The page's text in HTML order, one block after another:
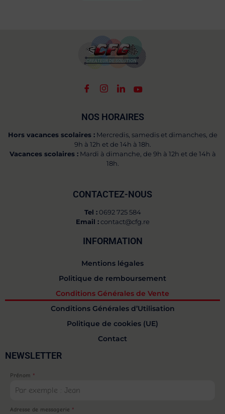
NOS HORAIRES
Hors vacances scolaires :Mercredis, samedis et dimanches, de
9h à 12h et de 14h à 18h.
Vacances scolaires :Mardi à dimanche, de 9h à 12h et de 14h à
18h.
CONTACTEZ-NOUS
Tel :0692 725 584
Email :contact@cfg.re
INFORMATION
Mentions légales
Politique de remboursement
Conditions Générales de Vente
Conditions Générales d’Utilisation
Politique de cookies (UE)
Contact
NEWSLETTER
Prénom *
Adresse de messagerie *